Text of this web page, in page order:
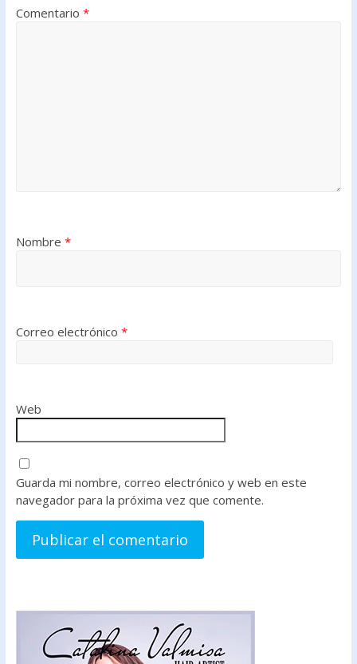
Comentario *
Nombre *
Correo electrónico *
Web
Guarda mi nombre, correo electrónico y web en este
navegador para la próxima vez que comente.